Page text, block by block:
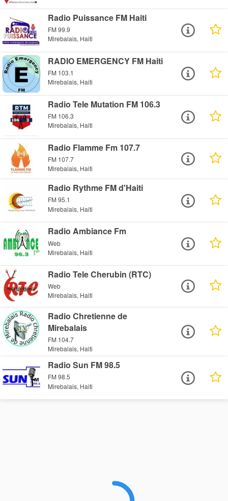
Radio Puissance FM Haiti
FM 99.9
Mirebalais, Haiti
RADIO EMERGENCY FM Haiti
FM 103.1
Mirebalais, Haiti
Radio Tele Mutation FM 106.3
FM 106.3
Mirebalais, Haiti
Radio Flamme Fm 107.7
FM 107.7
Mirebalais, Haiti
Radio Rythme FM d'Haiti
FM 95.1
Mirebalais, Haiti
Radio Ambiance Fm
Web
Mirebalais, Haiti
Radio Tele Cherubin (RTC)
Web
Mirebalais, Haiti
Radio Chretienne de
Mirebalais
FM 104.7
Mirebalais, Haiti
Radio Sun FM 98.5
FM 98.5
Mirebalais, Haiti